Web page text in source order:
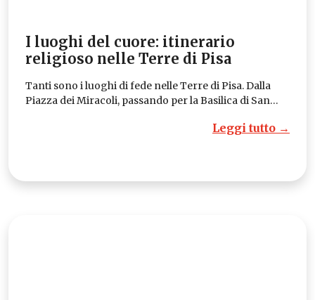
I luoghi del cuore: itinerario
religioso nelle Terre di Pisa
Tanti sono i luoghi di fede nelle Terre di Pisa. Dalla
Piazza dei Miracoli, passando per la Basilica di San…
Leggi tutto →